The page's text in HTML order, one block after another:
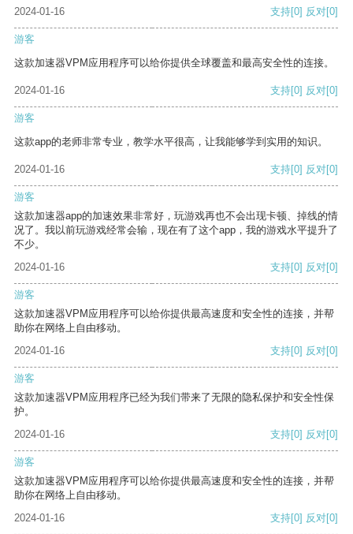
2024-01-16 支持[0] 反对[0]
游客
这款加速器VPM应用程序可以给你提供全球覆盖和最高安全性的连接。
2024-01-16 支持[0] 反对[0]
游客
这款app的老师非常专业，教学水平很高，让我能够学到实用的知识。
2024-01-16 支持[0] 反对[0]
游客
这款加速器app的加速效果非常好，玩游戏再也不会出现卡顿、掉线的情
况了。我以前玩游戏经常会输，现在有了这个app，我的游戏水平提升了
不少。
2024-01-16
支持[0] 反对[0]
游客
这款加速器VPM应用程序可以给你提供最高速度和安全性的连接，并帮
助你在网络上自由移动。
2024-01-16
支持[0] 反对[0]
游客
这款加速器VPM应用程序已经为我们带来了无限的隐私保护和安全性保
护。
2024-01-16
支持[0] 反对[0]
游客
这款加速器VPM应用程序可以给你提供最高速度和安全性的连接，并帮
助你在网络上自由移动。
2024-01-16
支持[0] 反对[0]